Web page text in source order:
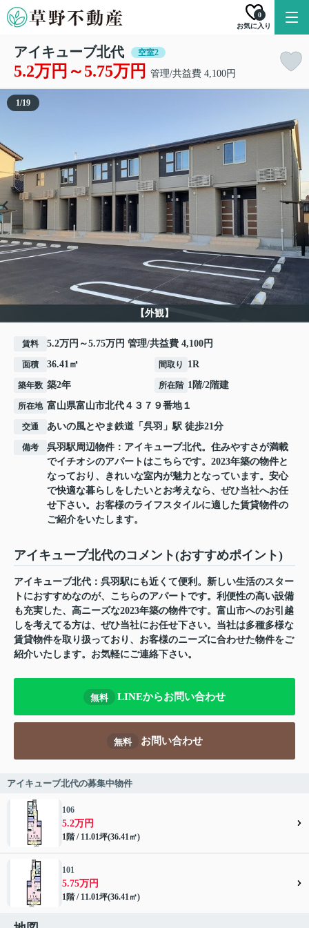
お気に入り
0
アイキューブ北代 空室2
5.2万円～5.75万円 管理/共益費 4,100円
【外観】
1/19
賃料 5.2万円～5.75万円 管理/共益費 4,100円
面積 36.41㎡ 間取り 1R
築年数 築2年 所在階 1階/2階建
所在地 富山県富山市北代 ４３７９番地１
交通 あいの風とやま鉄道 「 呉羽 」駅 徒歩21分
備考
呉羽駅周辺物件：アイキューブ北代。住みやすさが満載
でイチオシのアパートはこちらです。2023年築の物件と
なっており、きれいな室内が魅力となっています。安心
で快適な暮らしをしたいとお考えなら、ぜひ当社へお任
せ下さい。お客様のライフスタイルに適した賃貸物件の
ご紹介をいたします。
アイキューブ北代のコメント(おすすめポイント)
アイキューブ北代：呉羽駅にも近くて便利。新しい生活のスター
トにおすすめなのが、こちらのアパートです。利便性の高い設備
も充実した、高ニーズな2023年築の物件です。富山市へのお引越
しを考えてる方は、ぜひ当社にお任せ下さい。当社は多種多様な
賃貸物件を取り扱っており、お客様のニーズに合わせた物件をご
紹介いたします。お気軽にご連絡下さい。
無料 LINEからお問い合わせ
無料 お問い合わせ
アイキューブ北代の募集中物件
106
5.2万円
1階 / 11.01坪(36.41㎡)
101
5.75万円
1階 / 11.01坪(36.41㎡)